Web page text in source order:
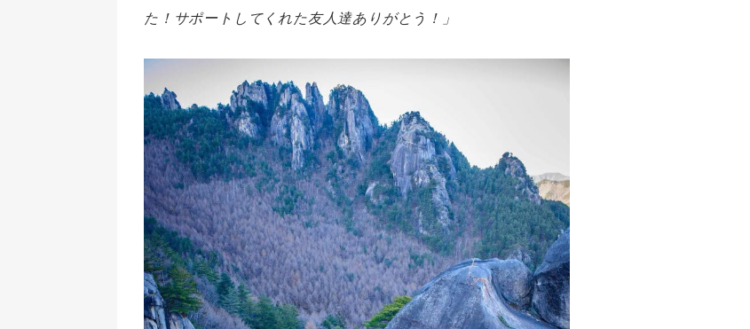
た！サポートしてくれた友人達ありがとう！」